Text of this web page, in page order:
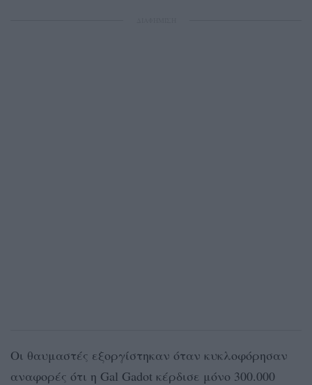
Οι θαυμαστές εξοργίστηκαν όταν κυκλοφόρησαν
αναφορές ότι η Gal Gadot κέρδισε μόνο 300.000